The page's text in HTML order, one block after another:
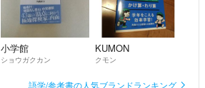
小学館
ショウガクカン
KUMON
クモン
語学/参考書の人気ブランドランキング